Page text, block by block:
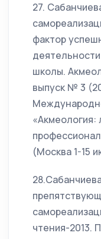
27.
фактор
школы.
выпуск № 3
«Акмеология:
(Москва 1-15
чтения-2013.